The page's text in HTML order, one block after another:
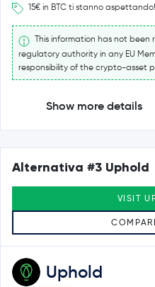
15€ in BTC ti stanno aspettando!
This information has not
regulatory authority in any EU
responsibility of the crypto-asset
Show more details
Uphold
Alternativa #3 Uphold
VISIT